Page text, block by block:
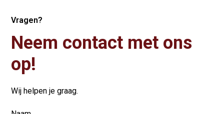
Vragen?
Neem contact met ons
op!
Wij helpen je graag.